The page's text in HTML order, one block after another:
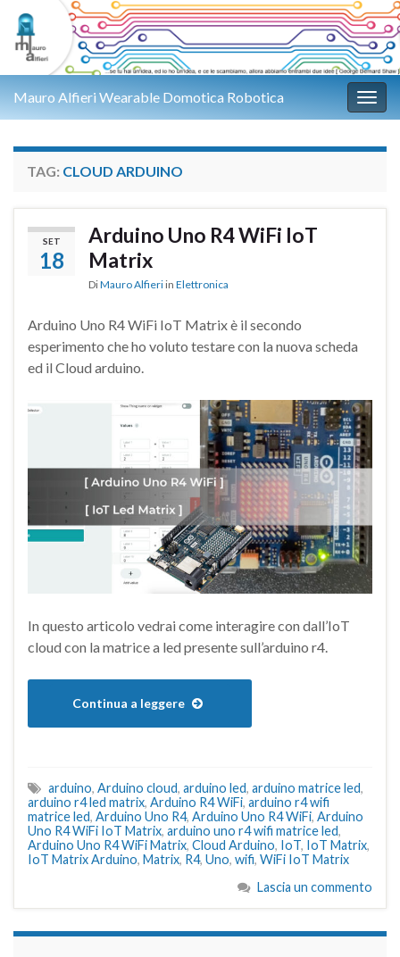
Mauro Alfieri Wearable Domotica Robotica
TAG: CLOUD ARDUINO
SET
18
Arduino Uno R4 WiFi IoT
Matrix
DiMauro Alfieri in Elettronica
Arduino Uno R4 WiFi IoT Matrix è il secondo
esperimento che ho voluto testare con la nuova scheda
ed il Cloud arduino.
In questo articolo vedrai come interagire con dall’IoT
cloud con la matrice a led presente sull’arduino r4.
Continua a leggere
arduino, Arduino cloud, arduino led, arduino matrice led,
arduino r4 led matrix, Arduino R4 WiFi, arduino r4 wifi
matrice led, Arduino Uno R4, Arduino Uno R4 WiFi, Arduino
Uno R4 WiFi IoT Matrix, arduino uno r4 wifi matrice led,
Arduino Uno R4 WiFi Matrix, Cloud Arduino, IoT, IoT Matrix,
IoT Matrix Arduino, Matrix, R4, Uno, wifi, WiFi IoT Matrix
Lascia un commento